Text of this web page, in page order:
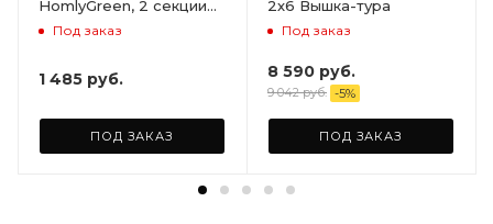
HomlyGreen, 2 секции
на 5 полок. Размер
Под заказ
1 485 руб.
ПОД ЗАКАЗ
2х6 Вышка-тура
Под заказ
8 590 руб.
9 042руб. -5%
ПОД ЗАКАЗ